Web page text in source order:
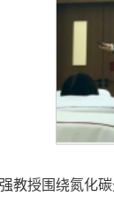
教授围绕氮化